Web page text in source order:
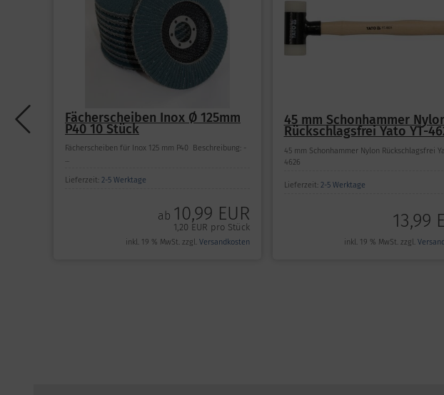
Fächerscheiben Inox Ø 125mm
P40 10 Stück
Fächerscheiben für Inox 125 mm P40 Beschreibung: -
Lieferzeit: 2-5 Werktage
ab 10,99 EUR
1,20 EUR pro Stück
inkl. 19 % MwSt. zzgl. Versandkosten
45 mm Schonhammer
Rückschlagsfrei Yato YT-
45 mm Schonhammer Nylon Rückschlagsfrei
4626
Lieferzeit: 2-5 Werktage
13,99
inkl. 19 % MwSt. zzgl.